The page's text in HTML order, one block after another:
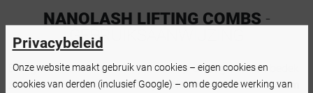
NANOLASH LIFTING COMBS -
GEBRUIKSAANWIJZING
Breng eerst siliconen staafjes aan op de oogleden en bedek
ze daarna in met voldoende lijm. Neem nu een kam enkam
Privacybeleid
Onze website maakt gebruik van cookies – eigen cookies en
cookies van derden (inclusief Google) – om de goede werking van